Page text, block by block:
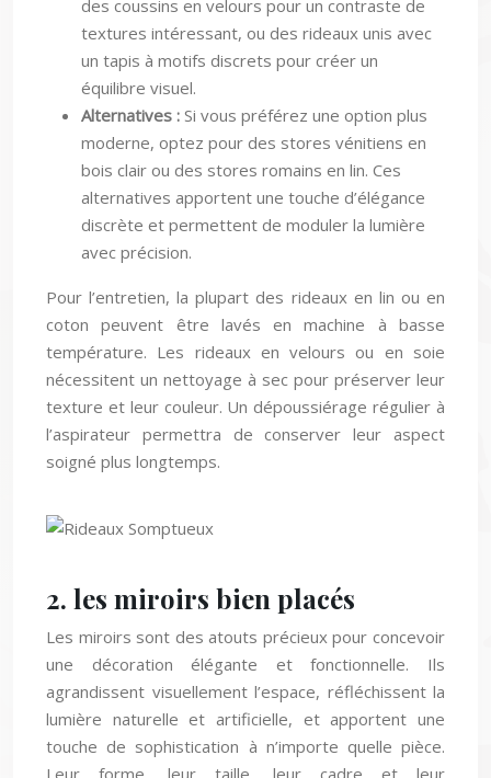
textures intéressant, ou des rideaux unis avec
un tapis à motifs discrets pour créer un
équilibre visuel.
Alternatives :Si vous préférez une option plus
moderne, optez pour des stores vénitiens en
bois clair ou des stores romains en lin. Ces
alternatives apportent une touche d’élégance
discrète et permettent de moduler la lumière
avec précision.
coton peuvent être lavés en machine à basse
température. Les rideaux en velours ou en soie
nécessitent un nettoyage à sec pour préserver leur
texture et leur couleur. Un dépoussiérage régulier à
l’aspirateur permettra de conserver leur aspect
soigné plus longtemps.
2. les miroirs bien placés
Les miroirs sont des atouts précieux pour concevoir
une décoration élégante et fonctionnelle. Ils
agrandissent visuellement l’espace, réfléchissent la
lumière naturelle et artificielle, et apportent une
touche de sophistication à n’importe quelle pièce.
Leur forme, leur taille, leur cadre et leur